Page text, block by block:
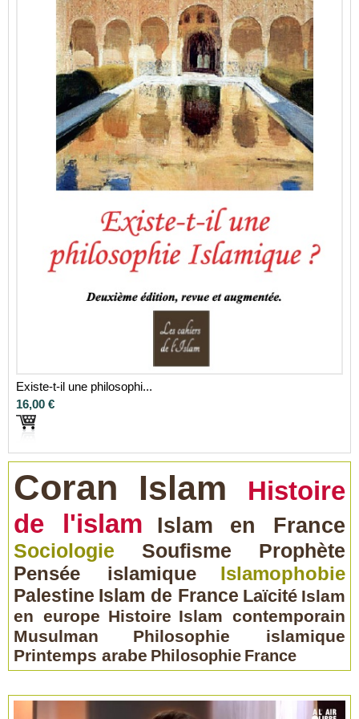
Existe-t-il une philosophi...
16,00 €
Coran Islam
Histoire
de l'islam
Islam en France
Sociologie Soufisme
Prophète
Pensée islamique
Islamophobie
Palestine Islam de France Laïcité Islam
en europe Histoire Islam contemporain
Musulman
Philosophie islamique
Printemps arabe Philosophie France